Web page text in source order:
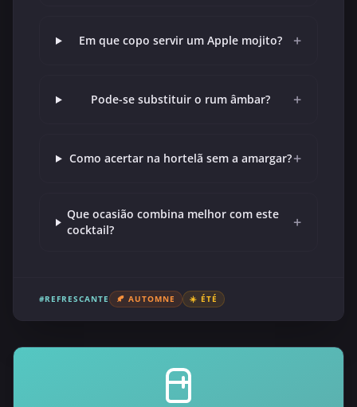
Em que copo servir um Apple mojito? +
Pode-se substituir o rum âmbar? +
Como acertar na hortelã sem a amargar?+
Que ocasião combina melhor com este
cocktail?
+
#REFRESCANTE 🍂 AUTOMNE ☀️ ÉTÉ